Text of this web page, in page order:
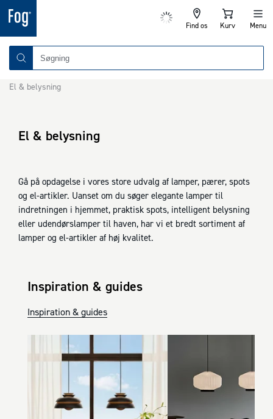
Find os Kurv Menu
El & belysning
El & belysning
Gå på opdagelse i vores store udvalg af lamper, pærer, spots
og el-artikler. Uanset om du søger elegante lamper til
indretningen i hjemmet, praktisk spots, intelligent belysning
eller udendørslamper til haven, har vi et bredt sortiment af
lamper og el-artikler af høj kvalitet.
Inspiration & guides
Inspiration & guides